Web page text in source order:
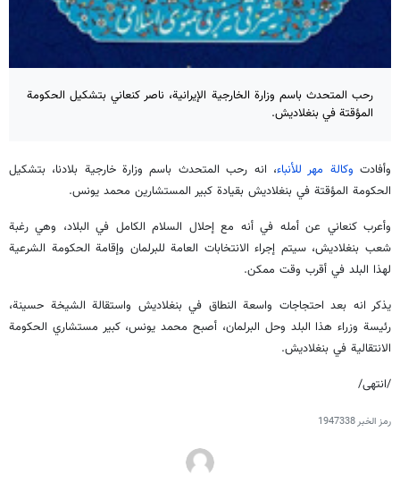
رحب المتحدث باسم وزارة الخارجية الإيرانية، ناصر كنعاني بتشكيل الحكومة
المؤقتة في بنغلاديش.
وأفادت وكالة مهر للأنباء، انه رحب المتحدث باسم وزارة خارجية بلادنا، بتشكيل
الحكومة المؤقتة في بنغلاديش بقيادة كبير المستشارين محمد يونس.
وأعرب كنعاني عن أمله في أنه مع إحلال السلام الكامل في البلاد، وهي رغبة
شعب بنغلاديش، سيتم إجراء الانتخابات العامة للبرلمان وإقامة الحكومة الشرعية
لهذا البلد في أقرب وقت ممكن.
يذكر انه بعد احتجاجات واسعة النطاق في بنغلاديش واستقالة الشيخة حسينة،
رئيسة وزراء هذا البلد وحل البرلمان، أصبح محمد يونس، كبير مستشاري الحكومة
الانتقالية في بنغلاديش.
/انتهى/
رمز الخبر1947338